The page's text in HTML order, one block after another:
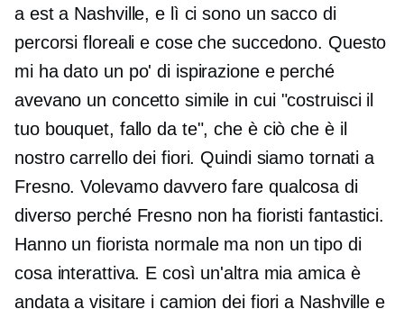
a est a Nashville, e lì ci sono un sacco di
percorsi floreali e cose che succedono. Questo
mi ha dato un po' di ispirazione e perché
avevano un concetto simile in cui "costruisci il
tuo bouquet, fallo da te", che è ciò che è il
nostro carrello dei fiori. Quindi siamo tornati a
Fresno. Volevamo davvero fare qualcosa di
diverso perché Fresno non ha fioristi fantastici.
Hanno un fiorista normale ma non un tipo di
cosa interattiva. E così un'altra mia amica è
andata a visitare i camion dei fiori a Nashville e